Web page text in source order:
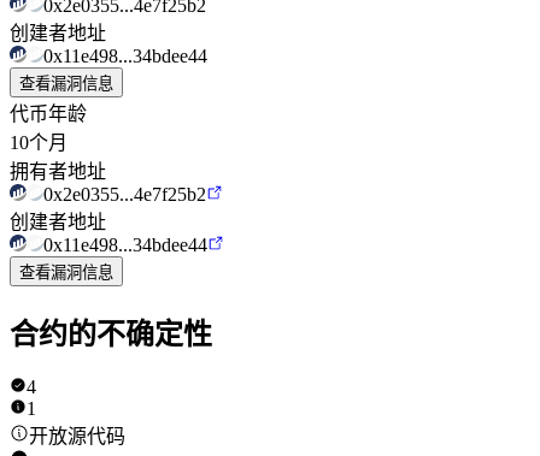
0x2e0355...4e7f25b2
创建者地址
0x11e498...34bdee44
查看漏洞信息
代币年龄
10个月
拥有者地址
0x2e0355...4e7f25b2
创建者地址
0x11e498...34bdee44
查看漏洞信息
合约的不确定性
4
1
开放源代码